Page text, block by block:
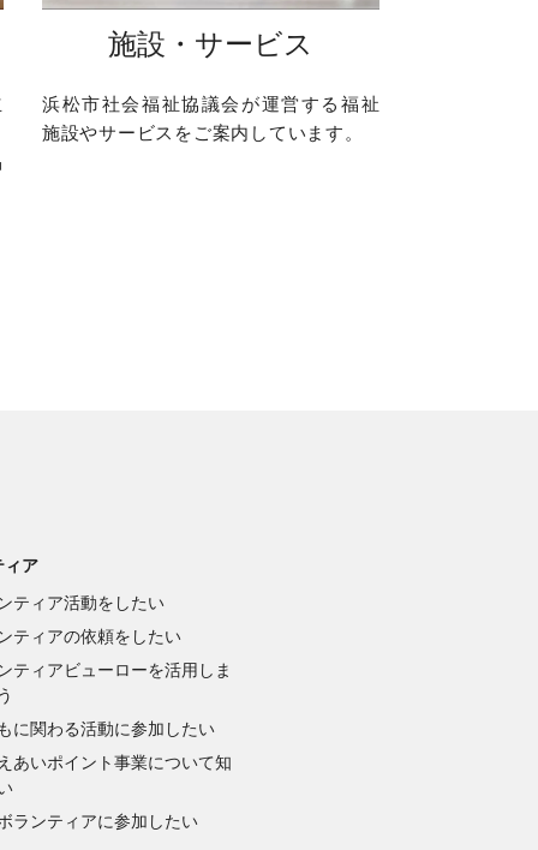
施設・サービス
浜松市社会福祉協議会が運営する福祉
施設やサービスをご案内しています。
ィア
ティア活動をしたい
ティアの依頼をしたい
ティアビューローを活用しま
に関わる活動に参加したい
あいポイント事業について知
ランティアに参加したい